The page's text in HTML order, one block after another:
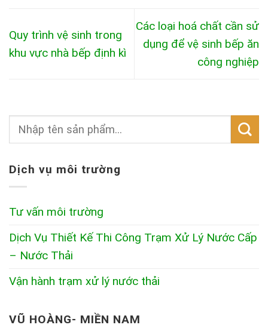
Quy trình vệ sinh trong
khu vực nhà bếp định kì
Các loại hoá chất cần sử
dụng để vệ sinh bếp ăn
công nghiệp
Dịch vụ môi trường
Tư vấn môi trường
Dịch Vụ Thiết Kế Thi Công Trạm Xử Lý Nước Cấp
– Nước Thải
Vận hành trạm xử lý nước thải
VŨ HOÀNG- MIỀN NAM